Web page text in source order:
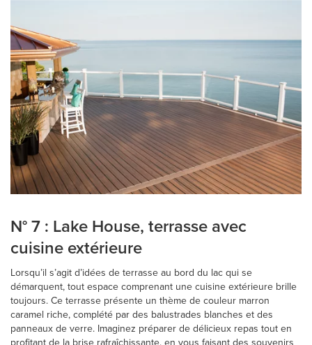
N° 7 : Lake House, terrasse avec
cuisine extérieure
Lorsqu’il s’agit d’idées de terrasse au bord du lac qui se
démarquent, tout espace comprenant une cuisine extérieure brille
toujours. Ce terrasse présente un thème de couleur marron
caramel riche, complété par des balustrades blanches et des
panneaux de verre. Imaginez préparer de délicieux repas tout en